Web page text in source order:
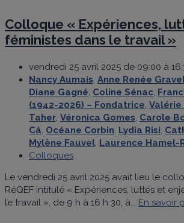
Colloque « Expériences,
féministes dans le travail »
vendredi 25 avril 2025 de 09:00 à
Nancy Aumais, Anne Renée
Diane Gagné, Coline Sénac,
(1942-2026) – Fondatrice,
Taher, Véronica Gomes, Carole
Cá, Océane Corbin, Lydia Risi,
Mylène Fauvel, Laurence Hamel-
Colloques
Le vendredi 25 avril 2025 avait lieu le
RéQEF intitulé « Expériences, luttes et
le travail », de 9 h à 16 h 30, à... En savoir